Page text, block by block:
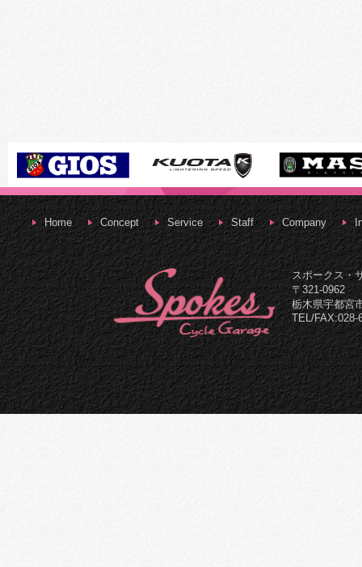
Home Concept Service Staff Company
スポークス・
〒321-0962
栃木県宇都宮
TEL/FAX:028-